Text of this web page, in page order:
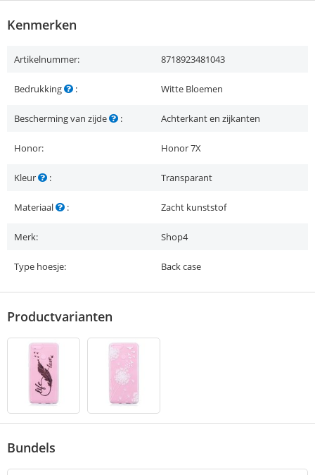
Kenmerken
Artikelnummer: 8718923481043
Bedrukking : Witte Bloemen
Bescherming van zijde : Achterkant en zijkanten
Honor: Honor 7X
Kleur : Transparant
Materiaal : Zacht kunststof
Merk: Shop4
Type hoesje: Back case
Productvarianten
Bundels